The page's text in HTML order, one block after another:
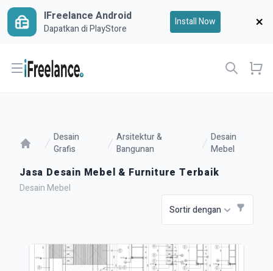
IFreelance Android
Dapatkan di PlayStore
Install Now
Open menu
Desain
Grafis
Arsitektur &
Bangunan
Desain
Mebel
Jasa Desain Mebel & Furniture Terbaik
Desain Mebel
Sortir dengan